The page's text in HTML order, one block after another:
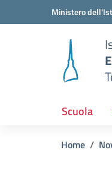
Vai ai contenuti
Vai al menu di navigazione
Ministero
Scuola
Home